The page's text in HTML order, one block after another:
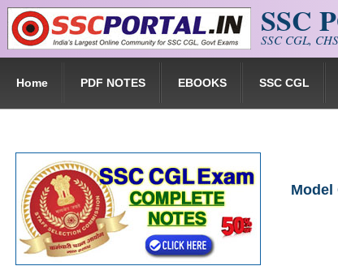
Skip to main content SSC
SSC CGL,
Home PDF NOTES EBOOKS SSC CGL
Model